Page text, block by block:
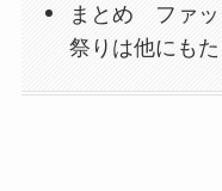
まとめ ファッ
祭りは他にも